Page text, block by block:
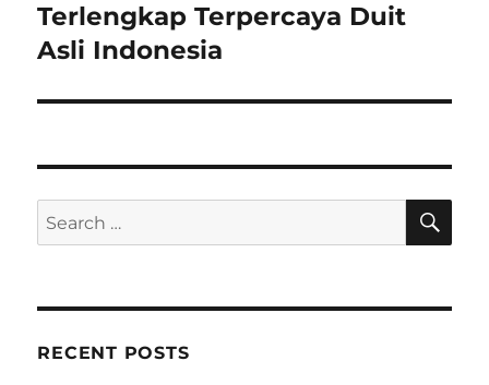
post:
Terlengkap Terpercaya Duit
Asli Indonesia
Search
for:
RECENT POSTS